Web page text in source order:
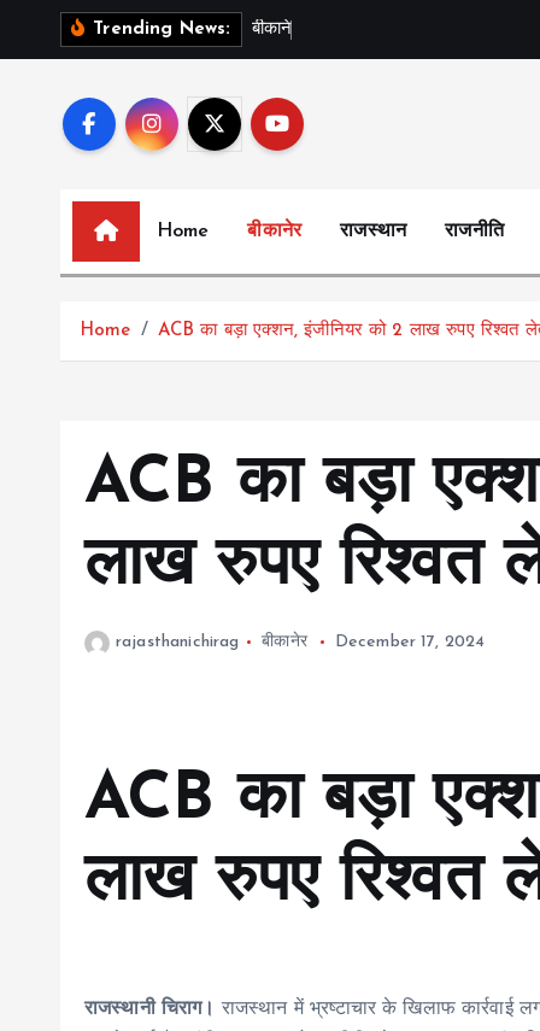
Trending News: बकन
Home बीकानेर राजस्थान राजनीति
Home ACB का बड़ा एक्शन, इंजीनियर को 2 लाख रुपए रिश्वत
ACB का बड़ा
लाख रुपए रिश्वत
rajasthanichirag बीकानेर December 17, 2024
ACB का बड़ा
लाख रुपए रिश्वत
राजस्थानी चिराग। राजस्थान में भ्रष्टाचार के खिलाफ